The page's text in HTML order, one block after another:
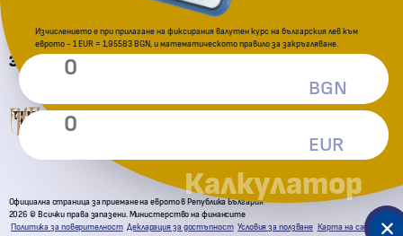
За подаване на сигнали
Комисия за защита на потребителите
Официална страница за приемане на еврото в Република България
2026 © Всички права запазени. Министерство на финансите
Политика за поверителност Декларация за достъпност Условия за ползване Карта на сайта
Изчислението е при прилагане на фиксирания валутен курс на българския лев към
еврото - 1 EUR = 1,95583 BGN, и математическото правило за закръгляване.
BGN
EUR
Калкулатор